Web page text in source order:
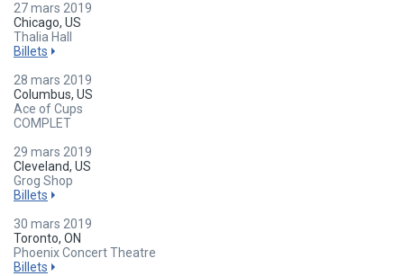
27 mars 2019
Chicago, US
Thalia Hall
Billets
28 mars 2019
Columbus, US
Ace of Cups
COMPLET
29 mars 2019
Cleveland, US
Grog Shop
Billets
30 mars 2019
Toronto, ON
Phoenix Concert Theatre
Billets